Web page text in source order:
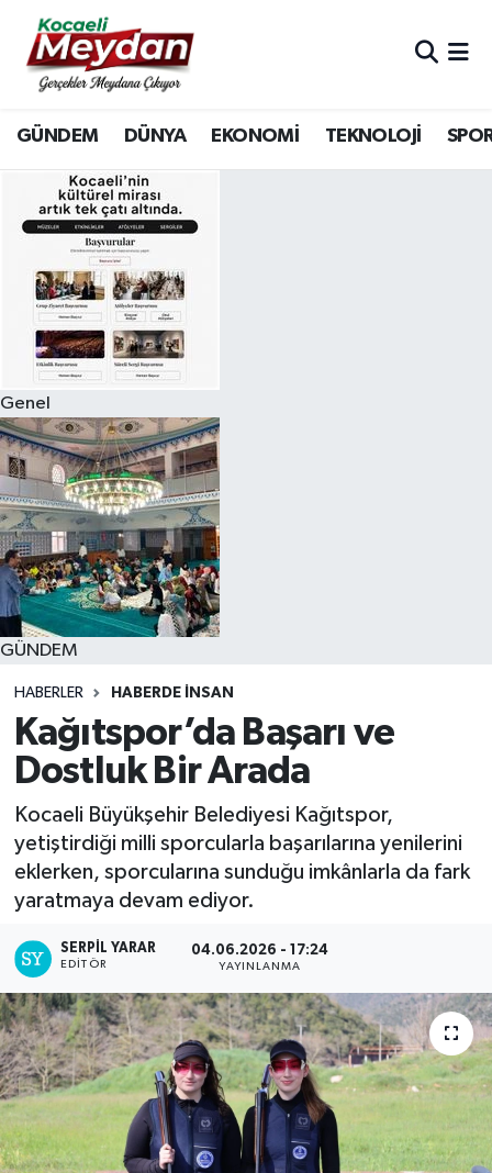
GÜNDEM DÜNYA EKONOMİ TEKNOLOJİ
Genel
GÜNDEM
HABERLER HABERDE INSAN
Kağıtspor’da Başarı ve
Dostluk Bir Arada
Kocaeli Büyükşehir Belediyesi Kağıtspor,
yetiştirdiği milli sporcularla başarılarına yenilerini
eklerken, sporcularına sunduğu imkânlarla da fark
yaratmaya devam ediyor.
SERPİL YARAR
EDITÖR
04.06.2026 - 17:24
YAYINLANMA
Nöbetçi Eczaneler
Hava Durumu
Trafik Durumu
Süper Lig Puan Durumu ve Fikstür
Tüm Manşetler
Son Dakika Haberleri
Haber Arşivi